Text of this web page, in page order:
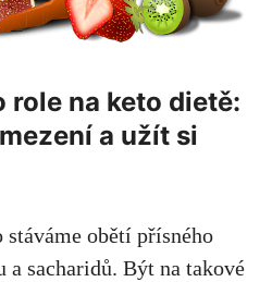
role na‌ keto dietě:
a užít si
stáváme obětí⁤ přísného
sacharidů. Být na takové